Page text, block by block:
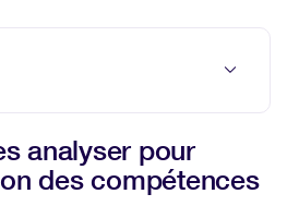
?
clés de performance
analyser pour
des compétences